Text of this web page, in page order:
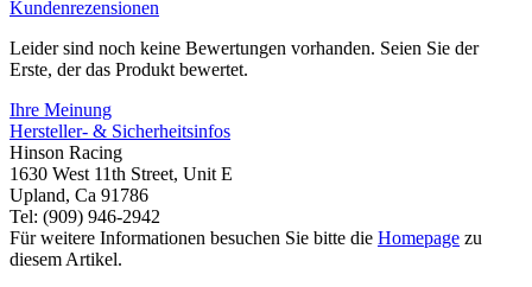
Kundenrezensionen
Leider sind noch keine Bewertungen vorhanden. Seien Sie der
Erste, der das Produkt bewertet.
Ihre Meinung
Hersteller- & Sicherheitsinfos
Hinson Racing
1630 West 11th Street, Unit E
Upland, Ca 91786
Tel: (909) 946-2942
Für weitere Informationen besuchen Sie bitte die Homepage zu
diesem Artikel.